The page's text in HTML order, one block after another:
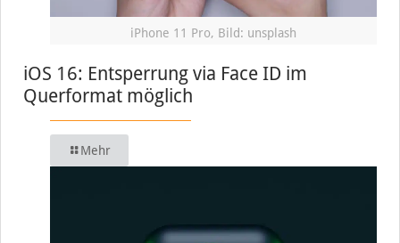
iPhone 11 Pro, Bild: unsplash
iOS 16: Entsperrung via Face ID im
Querformat möglich
Mehr